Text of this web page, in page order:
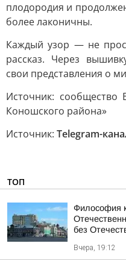
плодородия и
более лаконичны.
Каждый узор — не
рассказ. Через
свои представления о
Источник: сообщество
Коношского района»
Источник: Telegram-
ТОП
Философия
без
Вчера, 19:12